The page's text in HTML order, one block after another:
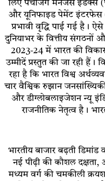
लिए पर्चेजिंग मैनेजर्स इंडेक्स
और यूनिफाइड पेमेंट
प्रभावी वृद्धि पाई गई है।
दुनियाभर के वित्तीय संगठनों
2023-24 में भारत की
उम्मीदें प्रस्तुत की जा रही हैं।
रहा है कि भारत विश्व
चार वैश्विक रुझान
और डीग्लोबलाइजेशन न्यू
राजनीतिक नेतृत्व है।
भारतीय बाजार बढ़ती डिमांड
नई पीढ़ी की कौशल
मध्यम वर्ग की चमकीली